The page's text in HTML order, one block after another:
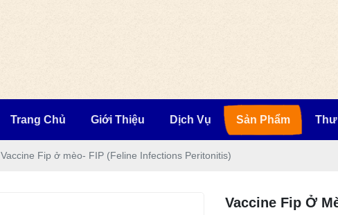
Trang Chủ Giới Thiệu Dịch Vụ Sản Phẩm
Vaccine Fip ở mèo- FIP (Feline Infections Peritonitis)
Vaccine Fip Ở